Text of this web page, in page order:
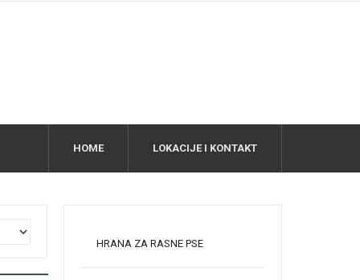
HOME LOKACIJE I KONTAKT
HRANA ZA RASNE PSE